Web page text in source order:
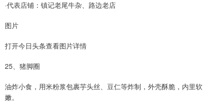
·代表店铺：镇记老尾牛杂、路边老店
图片
打开今日头条查看图片详情
25、猪脚圈
油炸小食，用米粉浆包裹芋头丝、豆仁等炸制，外壳酥脆，内里软
嫩。